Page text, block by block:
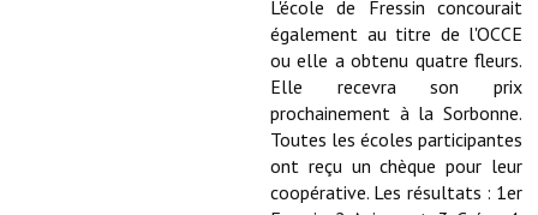
Procès verbaux des conseils municipaux
L'école de Fressin concourait
également au titre de l'OCCE
ou elle a obtenu quatre fleurs.
Elle recevra son prix
prochainement à la Sorbonne.
Toutes les écoles participantes
ont reçu un chèque pour leur
coopérative. Les résultats : 1er